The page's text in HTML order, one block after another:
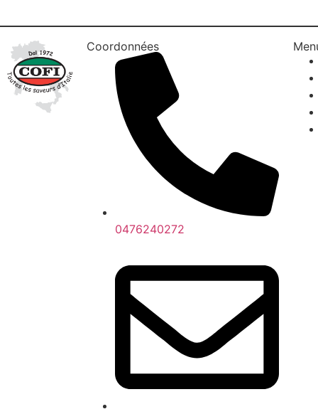
Coordonnées
0476240272